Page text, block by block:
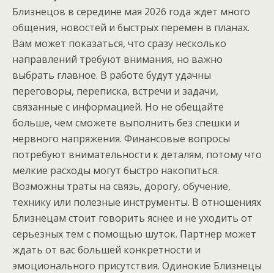
Близнецов в середине мая 2026 года ждет много
общения, новостей и быстрых перемен в планах.
Вам может показаться, что сразу несколько
направлений требуют внимания, но важно
выбрать главное. В работе будут удачны
переговоры, переписка, встречи и задачи,
связанные с информацией. Но не обещайте
больше, чем сможете выполнить без спешки и
нервного напряжения. Финансовые вопросы
потребуют внимательности к деталям, потому что
мелкие расходы могут быстро накопиться.
Возможны траты на связь, дорогу, обучение,
технику или полезные инструменты. В отношениях
Близнецам стоит говорить яснее и не уходить от
серьезных тем с помощью шуток. Партнер может
ждать от вас большей конкретности и
эмоционального присутствия. Одинокие Близнецы